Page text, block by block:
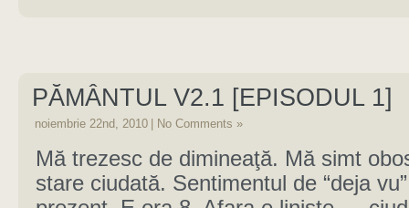
PĂMÂNTUL V2.1 [EPISODUL 1]
noiembrie 22nd, 2010 No Comments »
Mă trezesc de dimineaţă. Mă simt
stare ciudată. Sentimentul de “deja